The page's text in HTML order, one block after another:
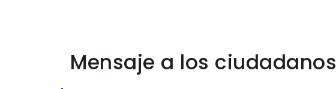
Mensaje a los ciudadanos